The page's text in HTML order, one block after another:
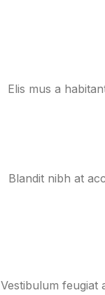
Elis mus a
Blandit nibh at
Vestibulum feugiat